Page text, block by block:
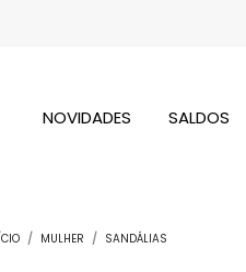
NOVIDADES SALDOS
/ MULHER / SANDÁLIAS